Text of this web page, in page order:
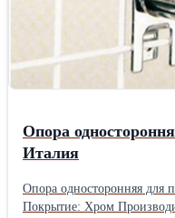
Опора
Италия
Опора односторонняя для
Покрытие: